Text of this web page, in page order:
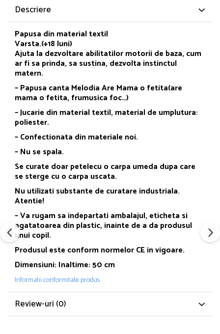
Descriere
Papusa din material textil
Varsta.(+18 luni)
Ajuta la dezvoltare abilitatilor motorii de baza, cum
ar fi sa prinda, sa sustina, dezvolta instinctul
matern.
– Papusa canta Melodia Are Mama o fetita(are
mama o fetita, frumusica foc…)
– Jucarie din material textil, material de umplutura:
poliester.
– Confectionata din materiale noi.
– Nu se spala.
Se curate doar petelecu o carpa umeda dupa care
se sterge cu o carpa uscata.
Nu utilizati substante de curatare industriala.
Atentie!
– Va rugam sa indepartati ambalajul, eticheta si
agatatoarea din plastic, inainte de a da produsul
unui copil.
Produsul este conform normelor CE in vigoare.
Dimensiuni: Inaltime: 50 cm
Informatii conformitate produs
Review-uri (0)